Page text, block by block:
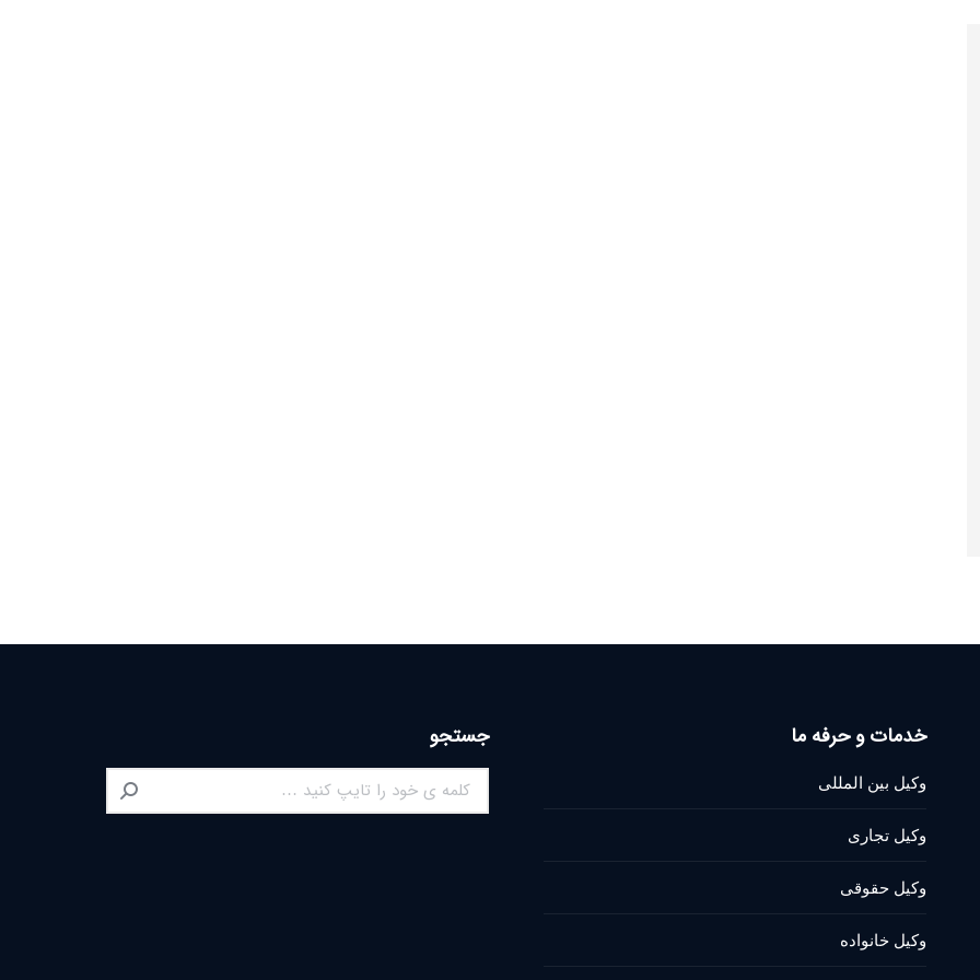
خدمات و حرفه ما
وکیل بین المللی
وکیل تجاری
وکیل حقوقی
وکیل خانواده
جستجو
Search: